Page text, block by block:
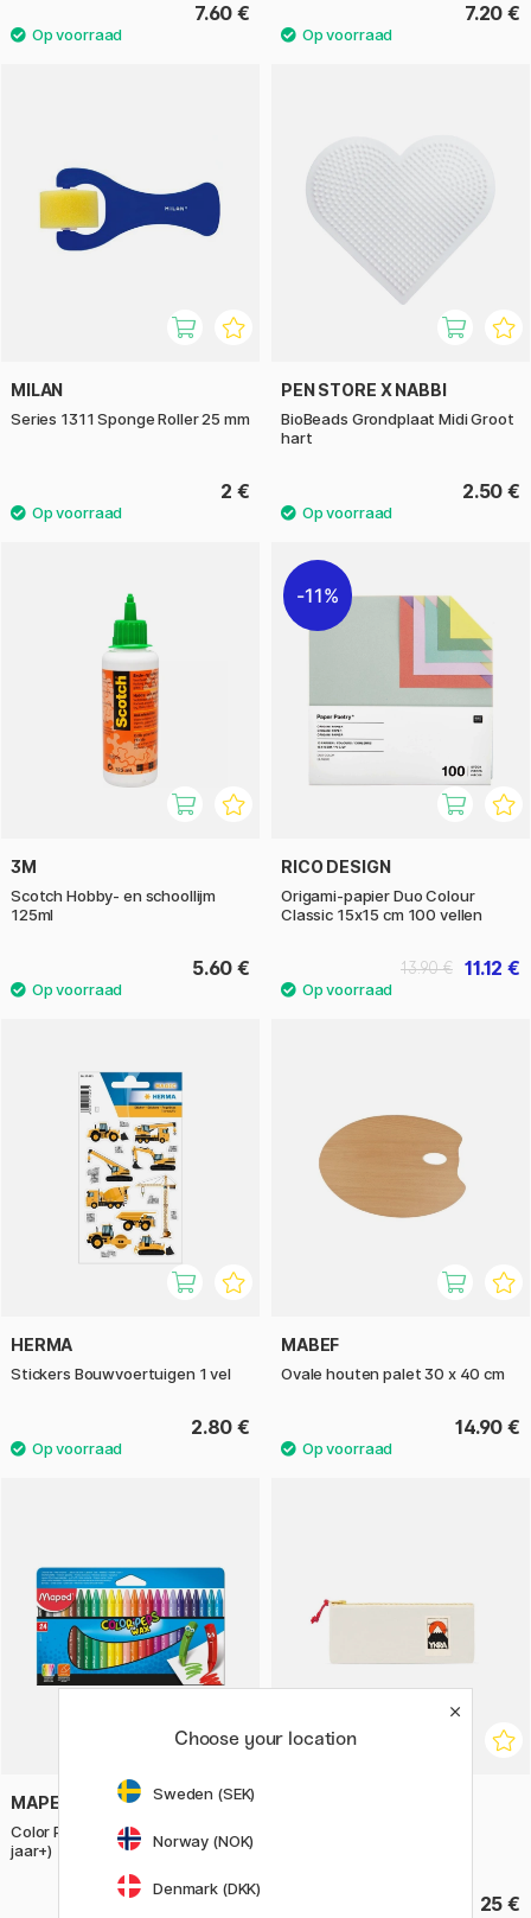
7.60 € 7.20 €
MILAN
Series 1311 Sponge Roller 25 mm
2 €
PEN STORE X NABBI
BioBeads Grondplaat Midi Groot
hart
2.50 €
3M
Scotch Hobby- en schoollijm
125ml
5.60 €
11%
RICO DESIGN
Origami-papier Duo Colour
Classic 15x15 cm 100 vellen
11.12 €
13.90 €
HERMA
Stickers Bouwvoertuigen 1 vel
2.80 €
MABEF
Ovale houten palet 30 x 40 cm
14.90 €
MAPED
Color Peps Waskrijtjes 24-set (3
jaar+)
4.40 € 25 €
Choose your location
Sweden (SEK)
Norway (NOK)
Denmark (DKK)